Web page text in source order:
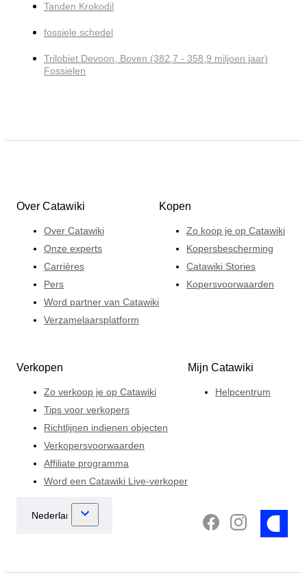
Tanden Krokodil
fossiele schedel
Trilobiet Devoon, Boven (382,7 - 358,9 miljoen jaar)
Fossielen
Over Catawiki
Over Catawiki
Onze experts
Carrières
Pers
Word partner van Catawiki
Verzamelaarsplatform
Kopen
Zo koop je op Catawiki
Kopersbescherming
Catawiki Stories
Kopersvoorwaarden
Verkopen
Zo verkoop je op Catawiki
Tips voor verkopers
Richtlijnen indienen objecten
Verkopersvoorwaarden
Affiliate programma
Word een Catawiki Live-verkoper
Mijn Catawiki
Helpcentrum